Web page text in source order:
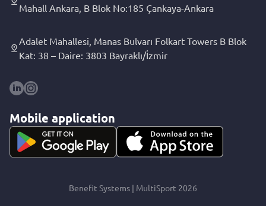
Mahall Ankara, B Blok No:185 Çankaya-Ankara
Adalet Mahallesi, Manas Bulvarı Folkart Towers B Blok
Kat: 38 – Daire: 3803 Bayraklı/İzmir
Mobile application
Benefit Systems | MultiSport 2026